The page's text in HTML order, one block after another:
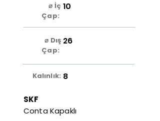
⌀ İç
Çap:
10
⌀ Dış
Çap:
26
Kalınlık: 8
SKF
Conta Kapaklı